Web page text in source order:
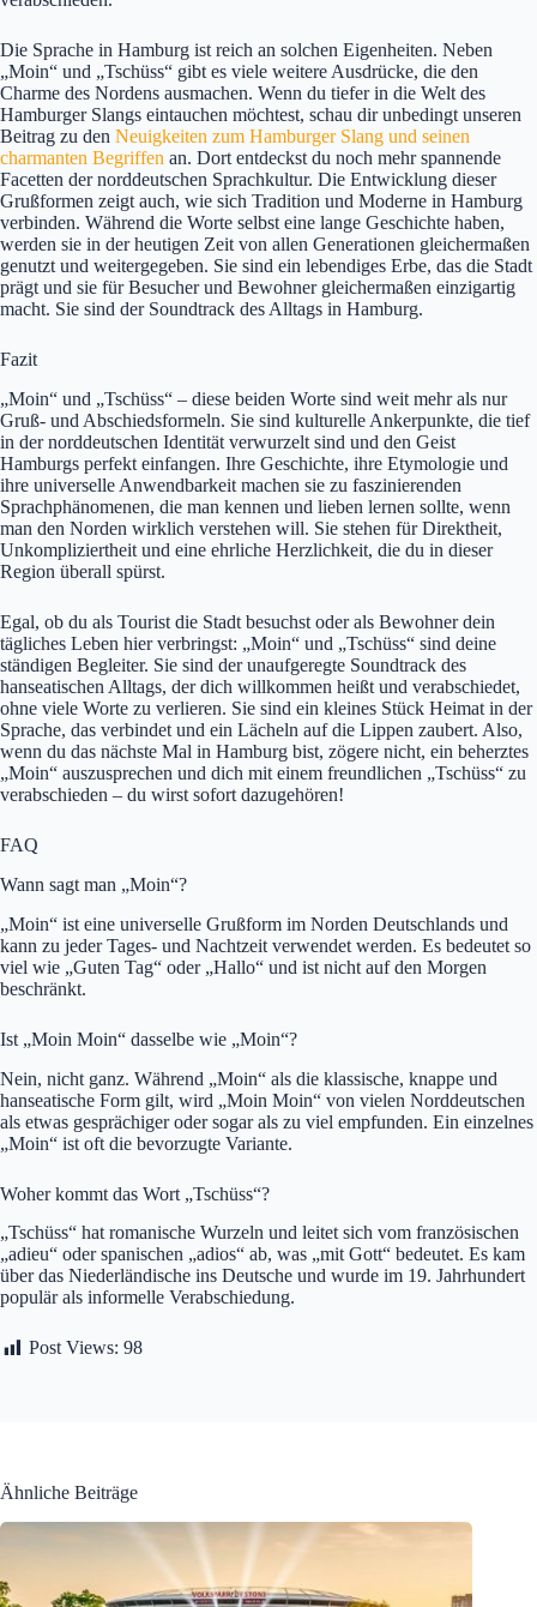
Die Sprache in Hamburg ist reich an solchen Eigenheiten. Neben
„Moin“ und „Tschüss“ gibt es viele weitere Ausdrücke, die den
Charme des Nordens ausmachen. Wenn du tiefer in die Welt des
Hamburger Slangs eintauchen möchtest, schau dir unbedingt unseren
Beitrag zu den Neuigkeiten zum Hamburger Slang und seinen
charmanten Begriffen an. Dort entdeckst du noch mehr spannende
Facetten der norddeutschen Sprachkultur. Die Entwicklung dieser
Grußformen zeigt auch, wie sich Tradition und Moderne in Hamburg
verbinden. Während die Worte selbst eine lange Geschichte haben,
werden sie in der heutigen Zeit von allen Generationen gleichermaßen
genutzt und weitergegeben. Sie sind ein lebendiges Erbe, das die Stadt
prägt und sie für Besucher und Bewohner gleichermaßen einzigartig
macht. Sie sind der Soundtrack des Alltags in Hamburg.
Fazit
„Moin“ und „Tschüss“ – diese beiden Worte sind weit mehr als nur
Gruß- und Abschiedsformeln. Sie sind kulturelle Ankerpunkte, die tief
in der norddeutschen Identität verwurzelt sind und den Geist
Hamburgs perfekt einfangen. Ihre Geschichte, ihre Etymologie und
ihre universelle Anwendbarkeit machen sie zu faszinierenden
Sprachphänomenen, die man kennen und lieben lernen sollte, wenn
man den Norden wirklich verstehen will. Sie stehen für Direktheit,
Unkompliziertheit und eine ehrliche Herzlichkeit, die du in dieser
Region überall spürst.
Egal, ob du als Tourist die Stadt besuchst oder als Bewohner dein
tägliches Leben hier verbringst: „Moin“ und „Tschüss“ sind deine
ständigen Begleiter. Sie sind der unaufgeregte Soundtrack des
hanseatischen Alltags, der dich willkommen heißt und verabschiedet,
ohne viele Worte zu verlieren. Sie sind ein kleines Stück Heimat in der
Sprache, das verbindet und ein Lächeln auf die Lippen zaubert. Also,
wenn du das nächste Mal in Hamburg bist, zögere nicht, ein beherztes
„Moin“ auszusprechen und dich mit einem freundlichen „Tschüss“ zu
verabschieden – du wirst sofort dazugehören!
FAQ
Wann sagt man „Moin“?
„Moin“ ist eine universelle Grußform im Norden Deutschlands und
kann zu jeder Tages- und Nachtzeit verwendet werden. Es bedeutet so
viel wie „Guten Tag“ oder „Hallo“ und ist nicht auf den Morgen
beschränkt.
Ist „Moin Moin“ dasselbe wie „Moin“?
Nein, nicht ganz. Während „Moin“ als die klassische, knappe und
hanseatische Form gilt, wird „Moin Moin“ von vielen Norddeutschen
als etwas gesprächiger oder sogar als zu viel empfunden. Ein einzelnes
„Moin“ ist oft die bevorzugte Variante.
Woher kommt das Wort „Tschüss“?
„Tschüss“ hat romanische Wurzeln und leitet sich vom französischen
„adieu“ oder spanischen „adios“ ab, was „mit Gott“ bedeutet. Es kam
über das Niederländische ins Deutsche und wurde im 19. Jahrhundert
populär als informelle Verabschiedung.
Post Views: 98
Ähnliche Beiträge